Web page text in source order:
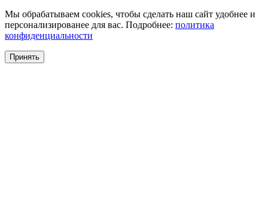
Мы обрабатываем cookies, чтобы сделать наш сайт удобнее и
персонализированее для вас. Подробнее: политика
конфиденциальности
Принять